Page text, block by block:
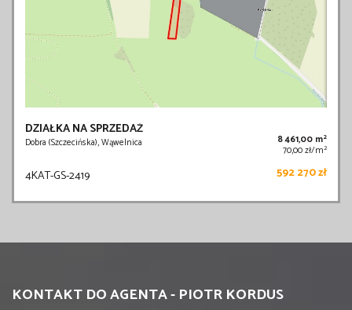
DZIAŁKA NA SPRZEDAŻ
Dobra (Szczecińska), Wąwelnica 8 461,00 m2
70,00 zł/m2
4KAT-GS-2419 592 270 zł
KONTAKT DO AGENTA - PIOTR KORDUS